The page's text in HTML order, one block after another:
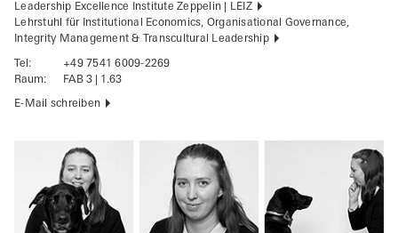
Leadership Excellence Institute Zeppelin | LEIZ
Lehrstuhl für Institutional Economics, Organisational Governance,
Integrity Management & Transcultural Leadership
Tel:
+49 7541 6009-2269
Raum:
FAB 3 | 1.63
E-Mail schreiben